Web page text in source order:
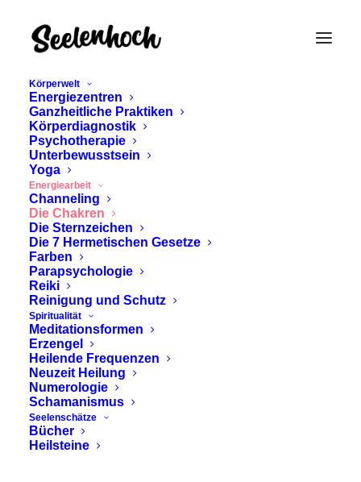
Körperwelt
Energiezentren
Ganzheitliche Praktiken
Körperdiagnostik
Psychotherapie
Unterbewusstsein
Yoga
Energiearbeit
Channeling
Die Chakren
Die Sternzeichen
Die 7 Hermetischen Gesetze
Farben
Parapsychologie
Reiki
Reinigung und Schutz
Spiritualität
Meditationsformen
Erzengel
Heilende Frequenzen
Neuzeit Heilung
Numerologie
Schamanismus
Seelenschätze
Bücher
Heilsteine
Die Chakren